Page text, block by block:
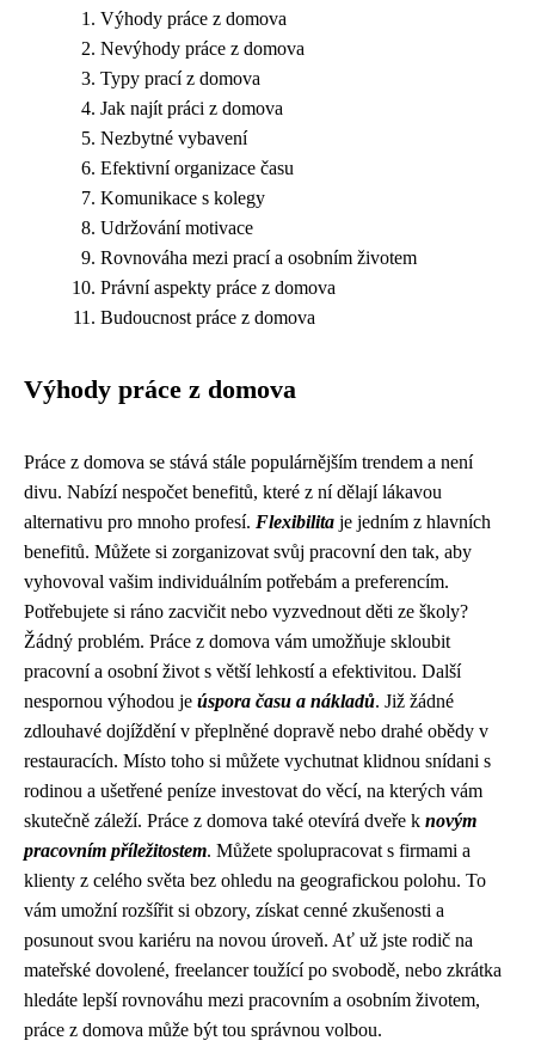
Výhody práce z domova
Nevýhody práce z domova
Typy prací z domova
Jak najít práci z domova
Nezbytné vybavení
Efektivní organizace času
Komunikace s kolegy
Udržování motivace
Rovnováha mezi prací a osobním životem
Právní aspekty práce z domova
Budoucnost práce z domova
Výhody práce z domova
Práce z domova se stává stále populárnějším trendem a není
divu. Nabízí nespočet benefitů, které z ní dělají lákavou
alternativu pro mnoho profesí. Flexibilita je jedním z hlavních
benefitů. Můžete si zorganizovat svůj pracovní den tak, aby
vyhovoval vašim individuálním potřebám a preferencím.
Potřebujete si ráno zacvičit nebo vyzvednout děti ze školy?
Žádný problém. Práce z domova vám umožňuje skloubit
pracovní a osobní život s větší lehkostí a efektivitou. Další
nespornou výhodou je úspora času a nákladů. Již žádné
zdlouhavé dojíždění v přeplněné dopravě nebo drahé obědy v
restauracích. Místo toho si můžete vychutnat klidnou snídani s
rodinou a ušetřené peníze investovat do věcí, na kterých vám
skutečně záleží. Práce z domova také otevírá dveře k novým
pracovním příležitostem. Můžete spolupracovat s firmami a
klienty z celého světa bez ohledu na geografickou polohu. To
vám umožní rozšířit si obzory, získat cenné zkušenosti a
posunout svou kariéru na novou úroveň. Ať už jste rodič na
mateřské dovolené, freelancer toužící po svobodě, nebo zkrátka
hledáte lepší rovnováhu mezi pracovním a osobním životem,
práce z domova může být tou správnou volbou.